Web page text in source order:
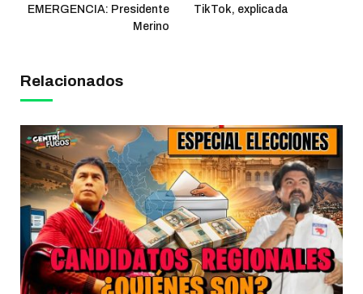
EMERGENCIA: Presidente
Merino
TikTok, explicada
Relacionados